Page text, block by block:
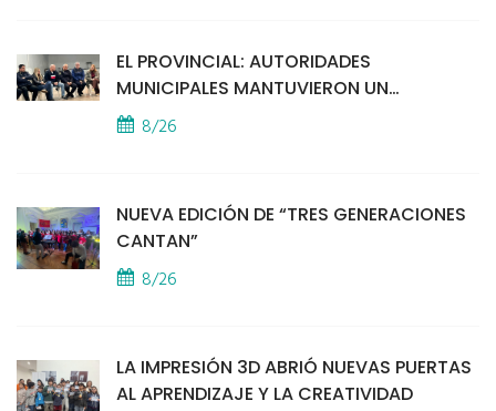
EL PROVINCIAL: AUTORIDADES
MUNICIPALES MANTUVIERON UN
ENCUENTRO CON VECINOS POR LA
SEGURIDAD
8/26
NUEVA EDICIÓN DE “TRES GENERACIONES
CANTAN”
8/26
LA IMPRESIÓN 3D ABRIÓ NUEVAS PUERTAS
AL APRENDIZAJE Y LA CREATIVIDAD